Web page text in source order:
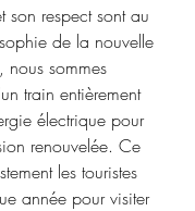
son respect sont au
de la nouvelle
sommes
train entièrement
électrique pour
renouvelée. Ce
les touristes
année pour visiter